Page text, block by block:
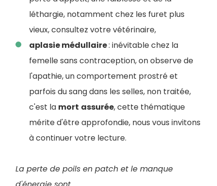
léthargie, notamment chez les furet plus
vieux, consultez votre vétérinaire,
aplasie médullaire: inévitable chez la
femelle sans contraception, on observe de
l'apathie, un comportement prostré et
parfois du sang dans les selles, non traitée,
c'est la mort assurée, cette thématique
mérite d'être approfondie, nous vous invitons
à continuer votre lecture.
La perte de poils en patch et le manque